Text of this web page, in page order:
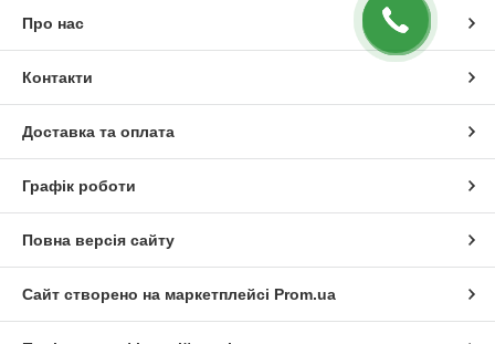
Про нас
Контакти
Доставка та оплата
Графік роботи
Повна версія сайту
Сайт створено на маркетплейсі Prom.ua